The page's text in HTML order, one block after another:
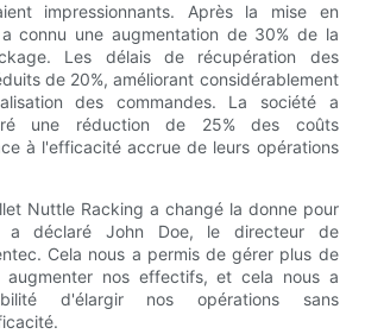
impressionnants. Après la mise en
connu une augmentation de 30% de la
Les délais de récupération des
de 20%, améliorant considérablement
des commandes. La société a
une réduction de 25% des coûts
à l'efficacité accrue de leurs opérations
Nuttle Racking a changé la donne pour
a déclaré John Doe, le directeur de
Cela nous a permis de gérer plus de
augmenter nos effectifs, et cela nous a
d'élargir nos opérations sans